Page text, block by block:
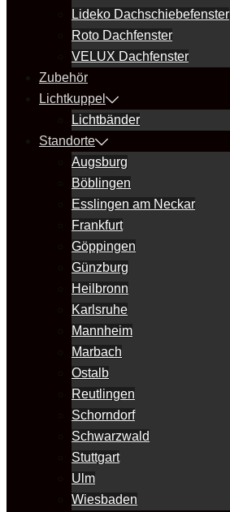
Lideko Dachschiebefenster
Roto Dachfenster
VELUX Dachfenster
Zubehör
Lichtkuppel
Lichtbänder
Standorte
Augsburg
Böblingen
Esslingen am Neckar
Frankfurt
Göppingen
Günzburg
Heilbronn
Karlsruhe
Mannheim
Marbach
Ostalb
Reutlingen
Schorndorf
Schwarzwald
Stuttgart
Ulm
Wiesbaden